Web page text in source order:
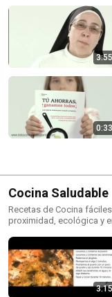
3:55
0:33
Cocina Saludable
Recetas de Cocina
proximidad, ecológica y
3:15